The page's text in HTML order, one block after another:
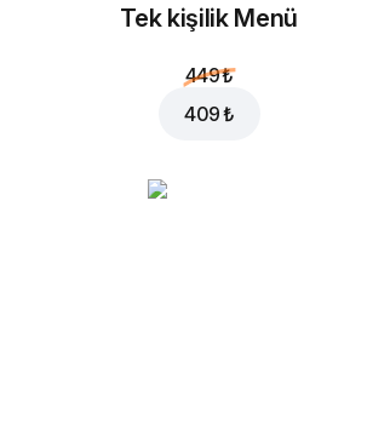
Tek kişilik Menü
449 ₺
409 ₺